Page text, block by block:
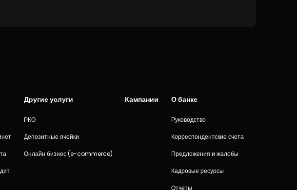
Другие услуги
РКО
Депозитные ячейки
Онлайн бизнес (e-commerce)
Кампании О банке
Руководство
Корреспондентские счета
Предложения и жалобы
Кадровые ресурсы
Отчеты